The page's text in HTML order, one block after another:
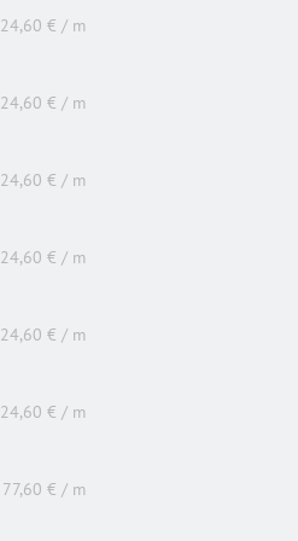
24,60 € / m
24,60 € / m
24,60 € / m
24,60 € / m
24,60 € / m
24,60 € / m
77,60 € / m